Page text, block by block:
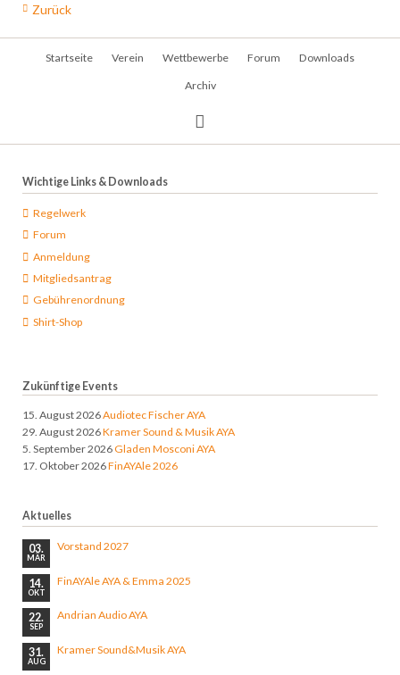
Zurück
Navigation
Startseite Verein Wettbewerbe Forum Downloads
Archiv
Wichtige Links & Downloads
Regelwerk
Forum
Anmeldung
Mitgliedsantrag
Gebührenordnung
Shirt-Shop
Zukünftige Events
15. August 2026Audiotec Fischer AYA
29. August 2026Kramer Sound & Musik AYA
5. September 2026Gladen Mosconi AYA
17. Oktober 2026FinAYAle 2026
Aktuelles
03.
MÄR
Vorstand 2027
14.
OKT
FinAYAle AYA & Emma 2025
22.
SEP
Andrian Audio AYA
31.
AUG
Kramer Sound&Musik AYA